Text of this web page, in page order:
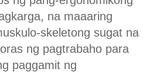
na maaaring
skeletong sugat na
ng pagtrabaho para
paggamit ng